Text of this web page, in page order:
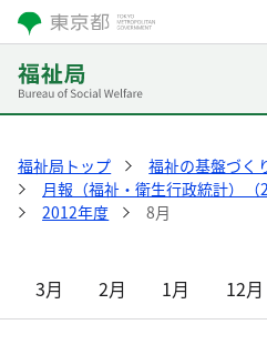
福祉局トップ 福祉の基盤づく
月報（福祉・衛生行政統計）（
2012年度
8月
3月 2月 1月 12月